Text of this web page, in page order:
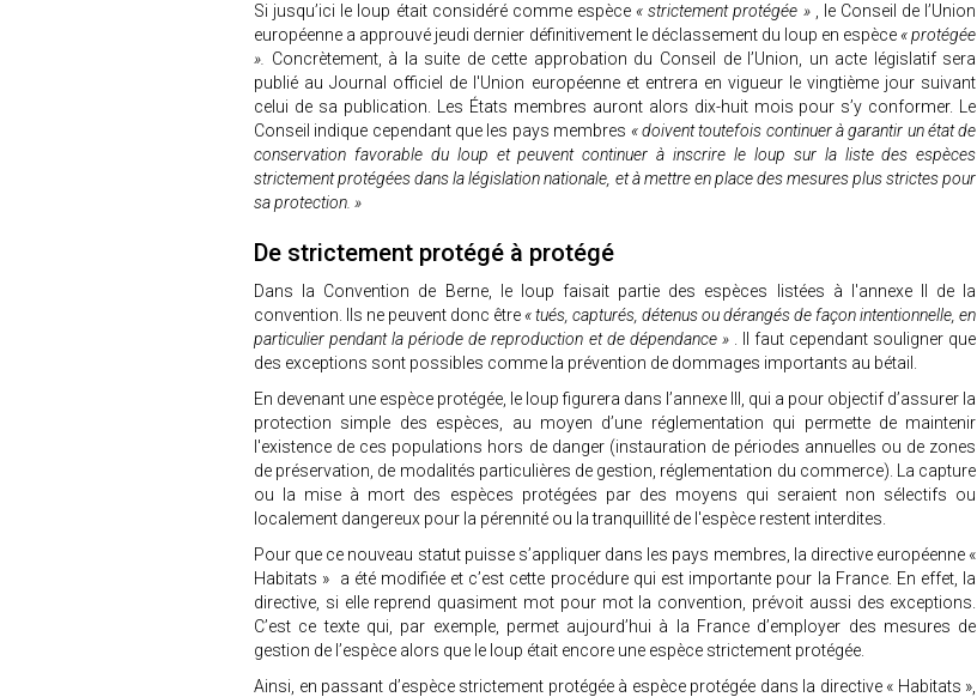
Si jusqu’ici le loup était considéré comme espèce « strictement protégée »
, le Conseil de l’Union
européenne a approuvé jeudi dernier définitivement le déclassement du loup en espèce « protégée
». Concrètement, à la suite de cette approbation du Conseil de l’Union, un acte législatif sera
publié au Journal officiel de l'Union européenne et entrera en vigueur le vingtième jour suivant
celui de sa publication. Les États membres auront alors dix-huit mois pour s’y conformer. Le
Conseil indique cependant que les pays membres « doivent toutefois continuer à garantir un état de
conservation favorable du loup et peuvent continuer à inscrire le loup sur la liste des espèces
strictement protégées dans la législation nationale, et à mettre en place des mesures plus strictes pour
sa protection. »
De strictement protégé à protégé
Dans la Convention de Berne, le loup faisait partie des espèces listées à l'annexe II de la
convention. Ils ne peuvent donc être « tués, capturés, détenus ou dérangés de façon intentionnelle, en
particulier pendant la période de reproduction et de dépendance »
. Il faut cependant souligner que
des exceptions sont possibles comme la prévention de dommages importants au bétail.
En devenant une espèce protégée, le loup figurera dans l’annexe III, qui a pour objectif d’assurer la
protection simple des espèces, au moyen d’une réglementation qui permette de maintenir
l'existence de ces populations hors de danger (instauration de périodes annuelles ou de zones
de préservation, de modalités particulières de gestion, réglementation du commerce). La capture
ou la mise à mort des espèces protégées par des moyens qui seraient non sélectifs ou
localement dangereux pour la pérennité ou la tranquillité de l'espèce restent interdites.
Pour que ce nouveau statut puisse s’appliquer dans les pays membres, la directive européenne «
Habitats » a été modifiée et c’est cette procédure qui est importante pour la France. En effet, la
directive, si elle reprend quasiment mot pour mot la convention, prévoit aussi des exceptions.
C’est ce texte qui, par exemple, permet aujourd’hui à la France d’employer des mesures de
gestion de l’espèce alors que le loup était encore une espèce strictement protégée.
Ainsi, en passant d’espèce strictement protégée à espèce protégée dans la directive « Habitats »,